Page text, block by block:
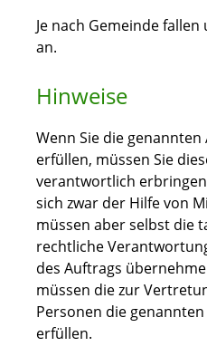
Je nach Gemeinde
an.
Hinweise
Wenn Sie die
erfüllen, müssen Sie
verantwortlich
sich zwar der Hilfe von
müssen aber selbst die
rechtliche
des Auftrags
müssen die zur
Personen die
erfüllen.